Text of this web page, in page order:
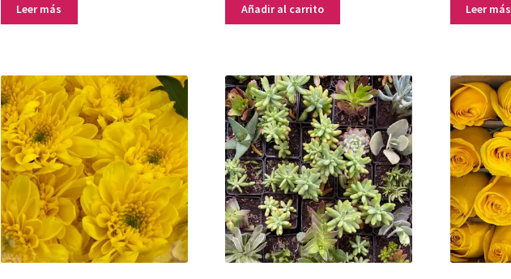
Leer más Añadir al carrito Leer más